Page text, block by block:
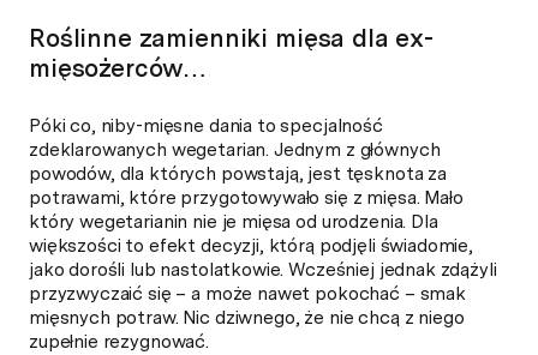
Roślinne zamienniki mięsa dla ex-
mięsożerców…
Póki co, niby-mięsne dania to specjalność
zdeklarowanych wegetarian. Jednym z głównych
powodów, dla których powstają, jest tęsknota za
potrawami, które przygotowywało się z mięsa. Mało
który wegetarianin nie je mięsa od urodzenia. Dla
większości to efekt decyzji, którą podjęli świadomie,
jako dorośli lub nastolatkowie. Wcześniej jednak zdążyli
przyzwyczaić się – a może nawet pokochać – smak
mięsnych potraw. Nic dziwnego, że nie chcą z niego
zupełnie rezygnować.